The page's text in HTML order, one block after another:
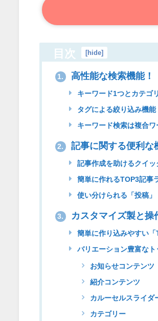
目次 [hide]
1. 高性能な検索機能！
キーワード1つとカテゴ
タグによる絞り込み機能
キーワード検索は複合ワ
2. 記事に関する便利な
記事作成を助けるクイッ
簡単に作れるTOP3記事
使い分けられる「投稿」
3. カスタマイズ製と操
簡単に作り込みやすい「
バリエーション豊富なト
お知らせコンテンツ
紹介コンテンツ
カルーセルスライダ
カテゴリー